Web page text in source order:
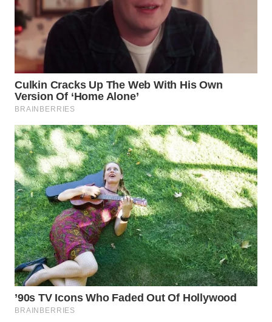
KONSUMEN
WAHANA
LISTRIK
WAHANA
TRAVEL
WAHANA
TV
WAHANANEWS
ID
WAHANANEWS
CO ID
WAHANANEWS
NET
WAHANA